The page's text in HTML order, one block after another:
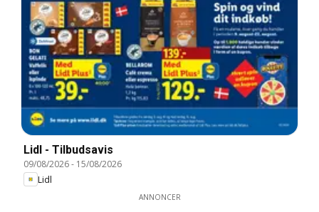
Lidl - Tilbudsavis
09/08/2026- 15/08/2026
Lidl
ANNONCER